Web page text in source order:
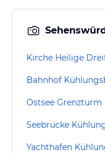
Kirche Heilige
Bahnhof
Seebrücke
Yachthafen